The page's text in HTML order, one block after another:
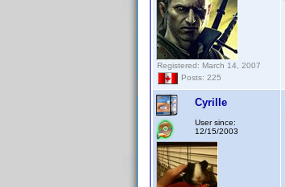
Registered: March 14, 2007
Posts: 225
Cyrille
User since:
12/15/2003